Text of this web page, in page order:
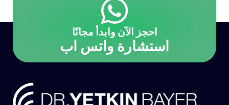
احجز الآن وابدأ مجانًا
استشارة واتس اب